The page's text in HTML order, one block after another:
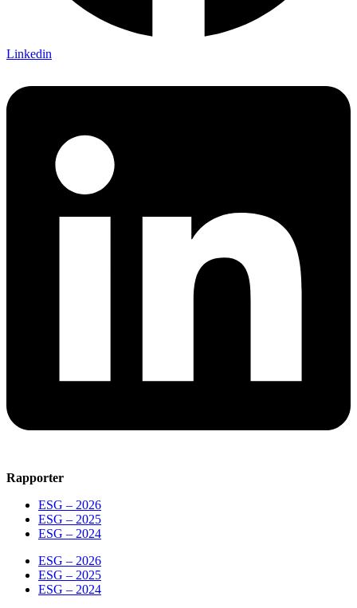
Linkedin
Rapporter
ESG – 2026
ESG – 2025
ESG – 2024
ESG – 2026
ESG – 2025
ESG – 2024